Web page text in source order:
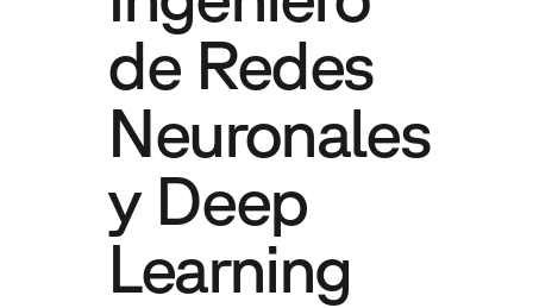
de Redes
Neuronales
y Deep
Learning